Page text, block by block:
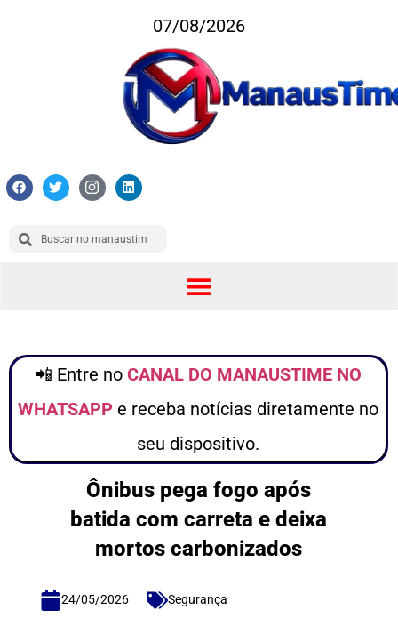
07/08/2026
📲 Entre no CANAL DO MANAUSTIME NO
WHATSAPP e receba notícias diretamente no
seu dispositivo.
Ônibus pega fogo após
batida com carreta e deixa
mortos carbonizados
24/05/2026 Segurança